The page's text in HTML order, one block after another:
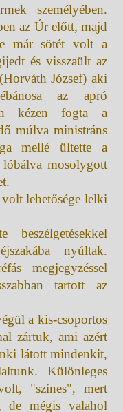
személyében.
az Úr előtt, majd
már sötét volt a
és visszaült az
József) aki
az apró
kézen fogta a
múlva ministráns
mellé ültette a
mosolygott
lehetősége lelki
nyúltak.
megjegyzéssel
tartott az
a kis-csoportos
zártuk, ami azért
látott mindenkit,
Különleges
"színes", mert
de mégis valahol